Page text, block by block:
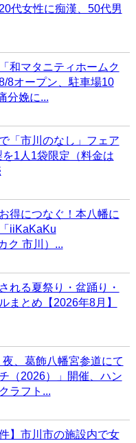
代女性に痴漢、50代男
和マタニティホームク
8オープン、駐車場10
分娩に...
「市川のなし」フェア
1人1袋限定（料金は
得につなぐ！本八幡に
iiKaKaKu
ク 市川）...
れる夏祭り・盆踊り・
まとめ【2026年8月】
夜、葛飾八幡宮参道にて
（2026）」開催、ハン
ラフト...
】市川市の施設内で女